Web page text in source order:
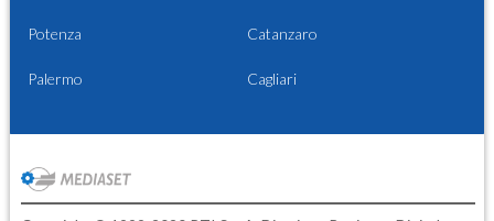
Potenza Catanzaro
Palermo Cagliari